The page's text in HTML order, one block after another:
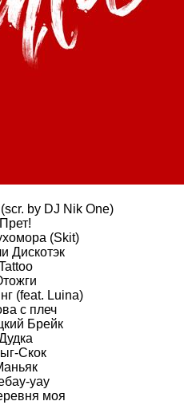
by DJ Nik One)
(Skit)
Дискотэк
(feat. Luina)
с плеч
Брейк
Скок
уау
моя